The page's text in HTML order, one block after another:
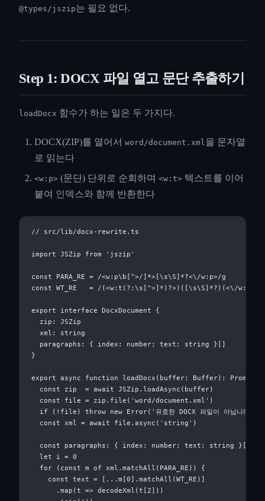
@types/jszip는 필요 없다.
Step 1: DOCX 파일 열고 문단 추출하기
loadDocx 함수가 하는 일은 두 가지다.
DOCX(ZIP)를 열어서 word/document.xml을 문자열
로 읽는다
<w:p> (문단) 단위로 순회하며 <w:t> 텍스트를 이어
붙여 인덱스와 함께 반환한다
// src/lib/docx-rewrite.ts
import JSZip from 'jszip'
const PARA_RE = /<w:p\b[^>/]*>[\s\S]*?<\/w:p>/g
const WT_RE   = /(<w:t(?:\s[^>]*)?>)([\s\S]*?)(<\/w:t>)/
export interface DocxDocument {
  zip: JSZip
  xml: string
  paragraphs: { index: number; text: string }[]
}
export async function loadDocx(buffer: Buffer):
  const zip  = await JSZip.loadAsync(buffer)
  const file = zip.file('word/document.xml')
  if (!file) throw new Error('유효한 DOCX 파일이 아닙니다.')
  const xml = await file.async('string')
const paragraphs: { index: number; text: string }[] =
  let i = 0
  for (const m of xml.matchAll(PARA_RE)) {
    const text = [...m[0].matchAll(WT_RE)]
      .map(t => decodeXml(t[2]))